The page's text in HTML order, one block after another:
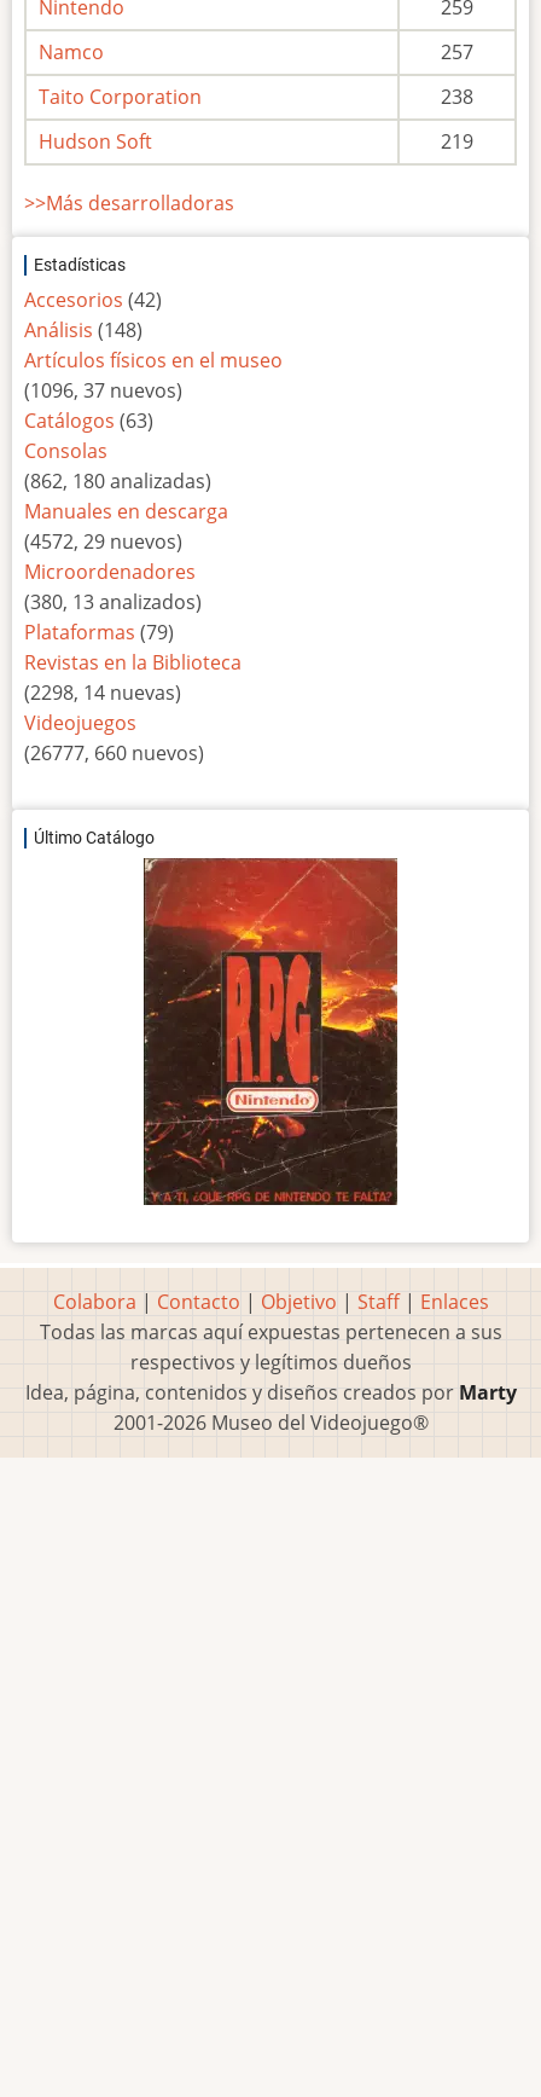
Nintendo
259
Namco
257
Taito Corporation
238
Hudson Soft
219
>>Más desarrolladoras
Estadísticas
Accesorios (42)
Análisis (148)
Artículos físicos en el museo
(1096, 37 nuevos)
Catálogos (63)
Consolas
(862, 180 analizadas)
Manuales en descarga
(4572, 29 nuevos)
Microordenadores
(380, 13 analizados)
Plataformas (79)
Revistas en la Biblioteca
(2298, 14 nuevas)
Videojuegos
(26777, 660 nuevos)
Último Catálogo
Colabora | Contacto | Objetivo | Staff| Enlaces
Todas las marcas aquí expuestas pertenecen a sus
respectivos y legítimos dueños
Idea, página, contenidos y diseños creados por Marty
2001-2026 Museo del Videojuego®